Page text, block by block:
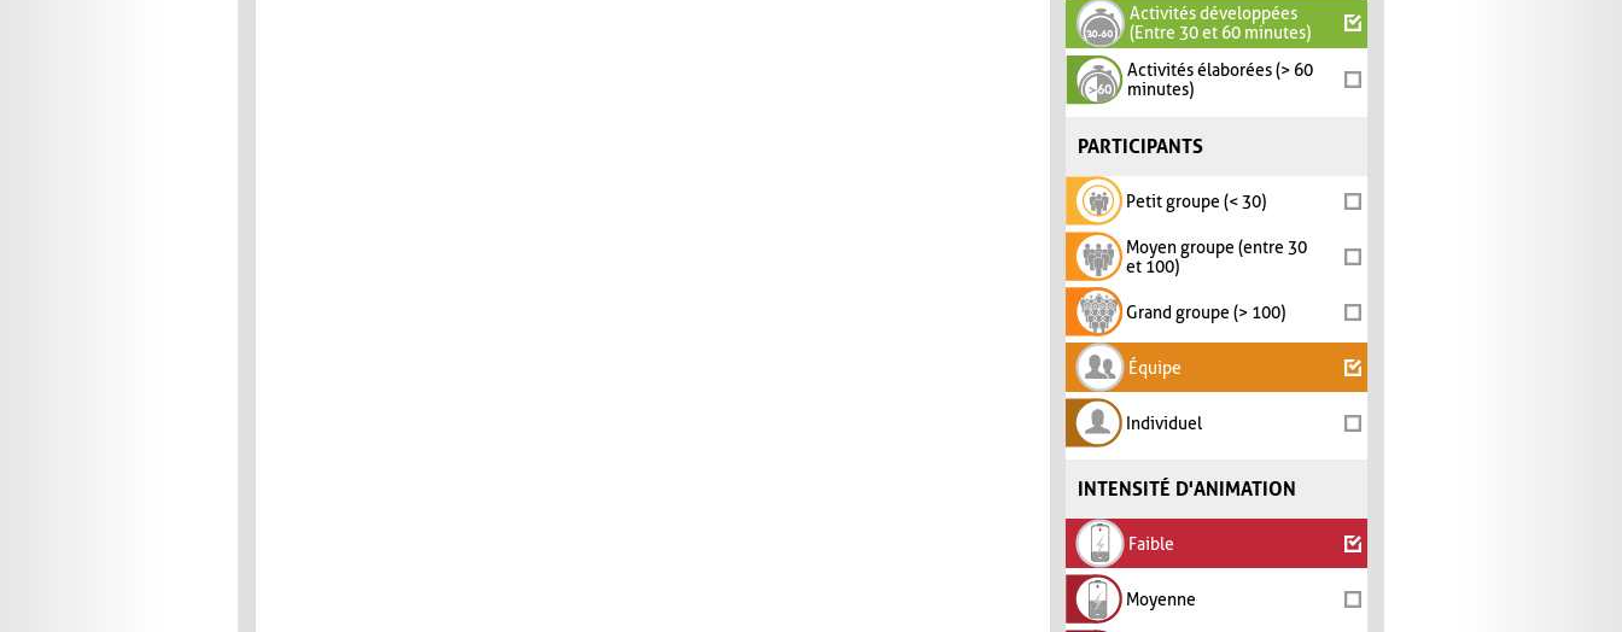
Activités développées
(Entre 30 et 60 minutes)
Activités élaborées (> 60
minutes)
PARTICIPANTS
Petit groupe (< 30)
Moyen groupe (entre 30
et 100)
Grand groupe (> 100)
Équipe
Individuel
INTENSITÉ D'ANIMATION
Faible
Moyenne